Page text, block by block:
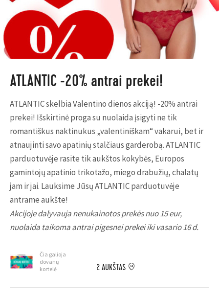
ATLANTIC -20% antrai prekei!
ATLANTIC skelbia Valentino dienos akciją! -20% antrai
prekei! Išskirtinė proga su nuolaida įsigyti ne tik
romantiškus naktinukus „valentiniškam“ vakarui, bet ir
atnaujinti savo apatinių stalčiaus garderobą. ATLANTIC
parduotuvėje rasite tik aukštos kokybės, Europos
gamintojų apatinio trikotažo, miego drabužių, chalatų
jam ir jai. Lauksime Jūsų ATLANTIC parduotuvėje
antrame aukšte!
Akcijoje dalyvauja nenukainotos prekės nuo 15 eur,
nuolaida taikoma antrai pigesnei prekei iki vasario 16 d.
Čia galioja
dovanų
kortelė
2 AUKŠTAS